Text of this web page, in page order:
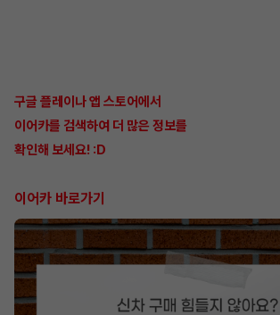
구글 플레이나 앱 스토어에서
이어카를 검색하여 더 많은 정보를
확인해 보세요! :D
이어카 바로가기